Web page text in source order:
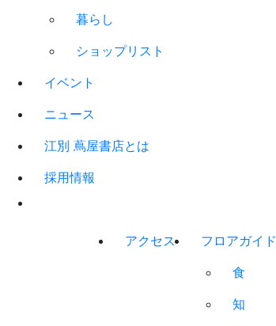
暮らし
ショップリスト
イベント
ニュース
江別 蔦屋書店とは
採用情報
アクセス
フロアガイド
食
知